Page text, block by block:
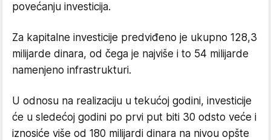
povećanju investicija.
Za kapitalne investicije predviđeno je ukupno 128,3
milijarde dinara, od čega je najviše i to 54 milijarde
namenjeno infrastrukturi.
U odnosu na realizaciju u tekućoj godini, investicije
će u sledećoj godini po prvi put biti 30 odsto veće i
iznosiće više od 180 milijardi dinara na nivou opšte